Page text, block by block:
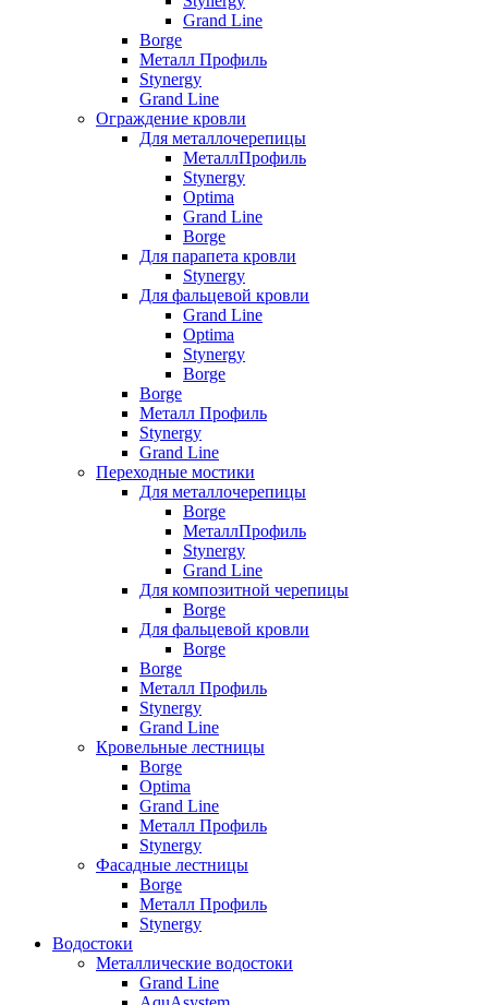
Grand Line
Borge
Металл Профиль
Stynergy
Grand Line
Ограждение кровли
Для металлочерепицы
МеталлПрофиль
Stynergy
Optima
Grand Line
Borge
Для парапета кровли
Stynergy
Для фальцевой кровли
Grand Line
Optima
Stynergy
Borge
Borge
Металл Профиль
Stynergy
Grand Line
Переходные мостики
Для металлочерепицы
Borge
МеталлПрофиль
Stynergy
Grand Line
Для композитной черепицы
Borge
Для фальцевой кровли
Borge
Borge
Металл Профиль
Stynergy
Grand Line
Кровельные лестницы
Borge
Optima
Grand Line
Металл Профиль
Stynergy
Фасадные лестницы
Borge
Металл Профиль
Stynergy
Водостоки
Металлические водостоки
Grand Line